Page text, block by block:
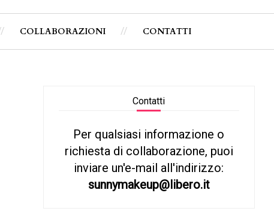
COLLABORAZIONI CONTATTI
Contatti
Per qualsiasi informazione o
richiesta di collaborazione, puoi
inviare un'e-mail all'indirizzo:
sunnymakeup@libero.it